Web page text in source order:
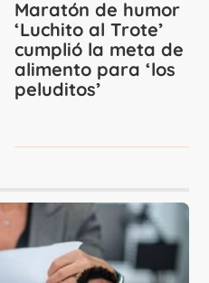
Maratón de humor
‘Luchito al Trote’
cumplió la meta de
alimento para ‘los
peluditos’